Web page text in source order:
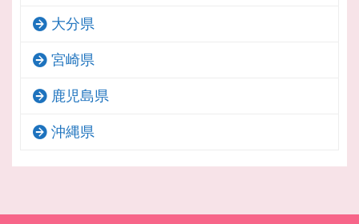
大分県
宮崎県
鹿児島県
沖縄県